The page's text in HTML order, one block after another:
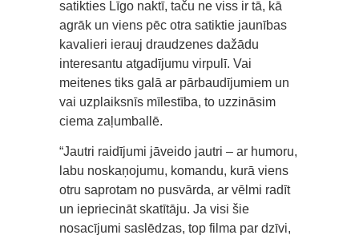
satikties Līgo naktī, taču ne viss ir tā, kā
agrāk un viens pēc otra satiktie jaunības
kavalieri ierauj draudzenes dažādu
interesantu atgadījumu virpulī. Vai
meitenes tiks galā ar pārbaudījumiem un
vai uzplaiksnīs mīlestība, to uzzināsim
ciema zaļumballē.
“Jautri raidījumi jāveido jautri – ar humoru,
labu noskaņojumu, komandu, kurā viens
otru saprotam no pusvārda, ar vēlmi radīt
un iepriecināt skatītāju. Ja visi šie
nosacījumi saslēdzas, top filma par dzīvi,